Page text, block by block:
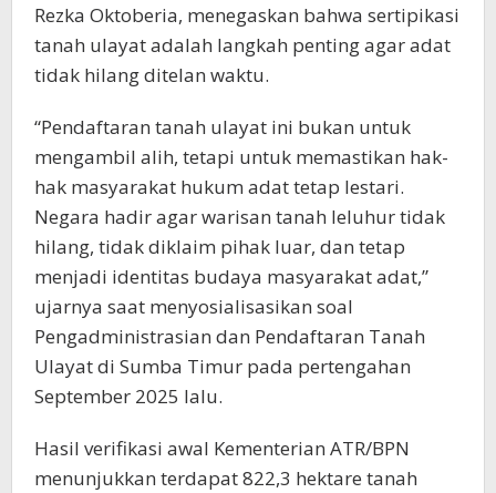
Rezka Oktoberia, menegaskan bahwa sertipikasi
tanah ulayat adalah langkah penting agar adat
tidak hilang ditelan waktu.
“Pendaftaran tanah ulayat ini bukan untuk
mengambil alih, tetapi untuk memastikan hak-
hak masyarakat hukum adat tetap lestari.
Negara hadir agar warisan tanah leluhur tidak
hilang, tidak diklaim pihak luar, dan tetap
menjadi identitas budaya masyarakat adat,”
ujarnya saat menyosialisasikan soal
Pengadministrasian dan Pendaftaran Tanah
Ulayat di Sumba Timur pada pertengahan
September 2025 lalu.
Hasil verifikasi awal Kementerian ATR/BPN
menunjukkan terdapat 822,3 hektare tanah